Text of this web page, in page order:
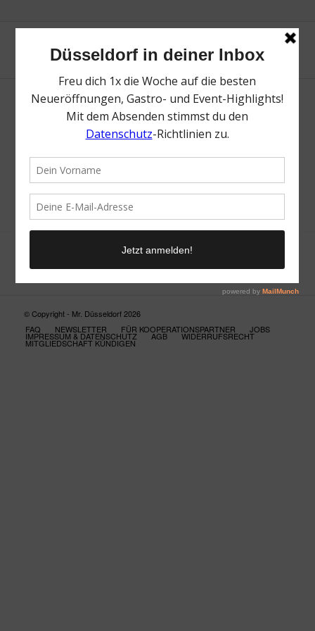
Neue Suche
Suchergebnis nicht zufriedenstellend? Versuche es mal mit
einem Wortteil oder einer anderen Schreibweise.
© Copyright - Mr. Düsseldorf 2026
FAQ
NEWSLETTER FÜR KOOPERATIONSPARTNER JOBS
IMPRESSUM & DATENSCHUTZ AGB WIDERRUFSRECHT
MITGLIEDSCHAFT KÜNDIGEN